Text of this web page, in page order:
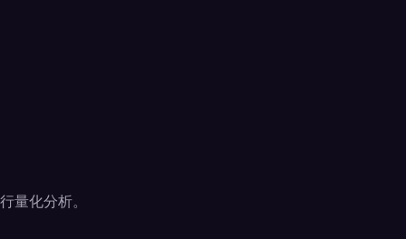
量化分析。